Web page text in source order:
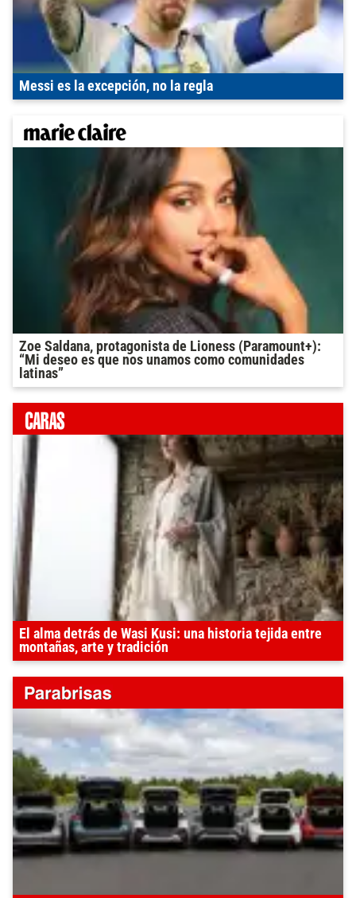
Messi es la excepción, no la regla
Zoe Saldana, protagonista de Lioness (Paramount+):
“Mi deseo es que nos unamos como comunidades
latinas”
El alma detrás de Wasi Kusi: una historia tejida entre
montañas, arte y tradición